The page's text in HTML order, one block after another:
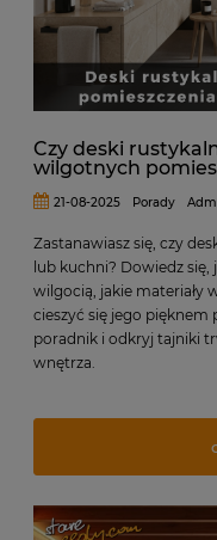
Czy deski
wilgotnych
21-08-2025 Porady
Zastanawiasz się, czy
lub kuchni? Dowiedz
wilgocią, jakie materiały
cieszyć się jego pięknem
poradnik i odkryj tajniki
wnętrza.